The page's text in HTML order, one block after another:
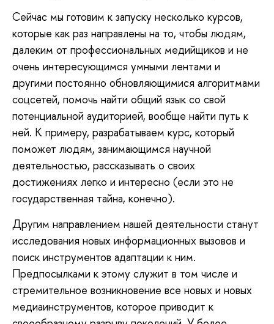
Сейчас мы готовим к запуску несколько курсов,
которые как раз направлены на то, чтобы людям,
далеким от профессиональных медийщиков и не
очень интересующимся умными лентами и
другими постоянно обновляющимися алгоритмами
соцсетей, помочь найти общий язык со свой
потенциальной аудиторией, вообще найти путь к
ней. К примеру, разрабатываем курс, который
поможет людям, занимающимся научной
деятельностью, рассказывать о своих
достижениях легко и интересно (если это не
государственная тайна, конечно).
Другим направлением нашей деятельности станут
исследования новых информационных вызовов и
поиск инструментов адаптации к ним.
Предпосылками к этому служит в том числе и
стремительное возникновение все новых и новых
медиаинструментов, которое приводит к